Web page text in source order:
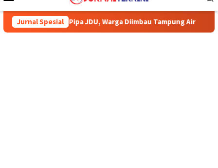
Mobile
Jurnal Spesial
JDU, Warga Diimbau Tampung Air Pemkab Karimun